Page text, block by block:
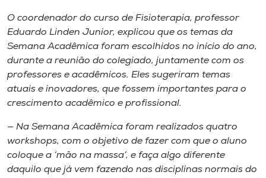
O coordenador do curso de Fisioterapia, professor
Eduardo Linden Junior, explicou que os temas da
Semana Acadêmica foram escolhidos no início do ano,
durante a reunião do colegiado, juntamente com os
professores e acadêmicos. Eles sugeriram temas
atuais e inovadores, que fossem importantes para o
crescimento acadêmico e profissional.
— Na Semana Acadêmica foram realizados quatro
workshops, com o objetivo de fazer com que o aluno
coloque a ‘mão na massa’, e faça algo diferente
daquilo que já vem fazendo nas disciplinas normais do